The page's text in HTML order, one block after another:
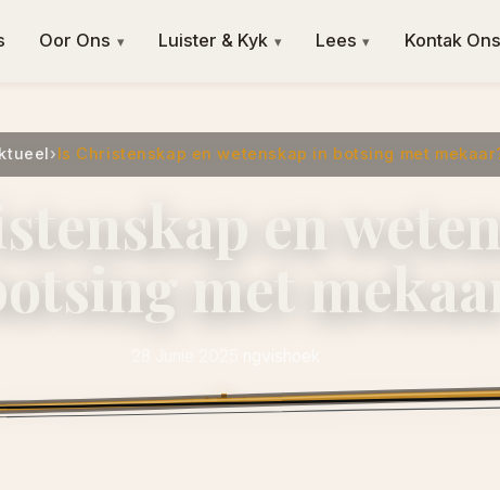
Oor Ons ▾ Luister & Kyk ▾ Lees ▾ Kontak Ons
›Is Christenskap en wetenskap in botsing met
en
met